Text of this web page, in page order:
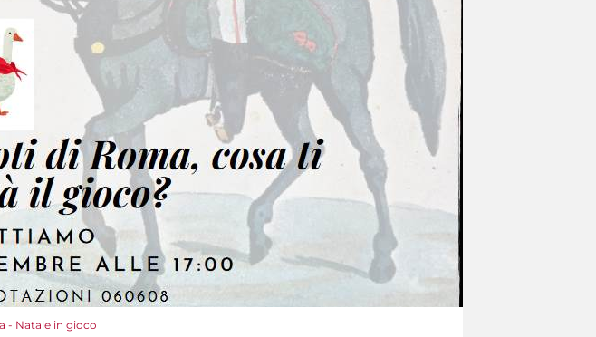
- Natale in gioco